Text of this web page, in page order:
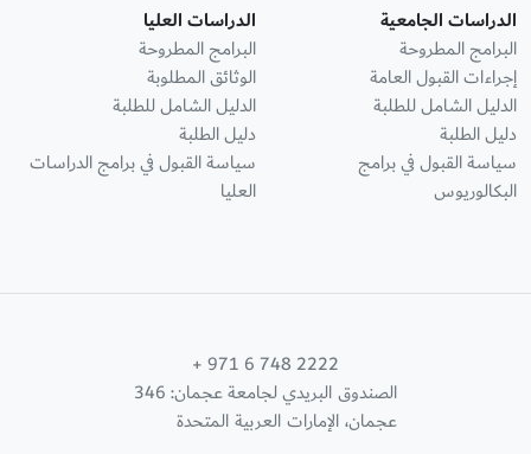
الدراسات الجامعية
البرامج المطروحة
إجراءات القبول العامة
الدليل الشامل للطلبة
دليل الطلبة
سياسة القبول في برامج
البكالوريوس
الدراسات العليا
البرامج المطروحة
الوثائق المطلوبة
الدليل الشامل للطلبة
دليل الطلبة
سياسة القبول في برامج الدراسات
العليا
+ 971 6 748 2222
الصندوق البريدي لجامعة عجمان: 346
عجمان، الإمارات العربية المتحدة